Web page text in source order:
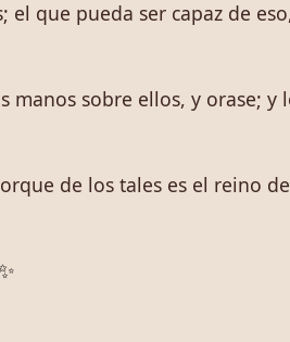
que pueda ser capaz de
sobre ellos, y orase; y
de los tales es el reino
✨